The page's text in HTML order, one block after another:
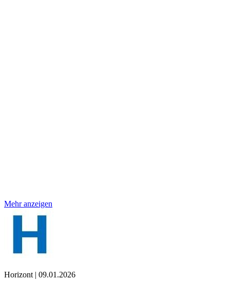
Mehr anzeigen
Horizont | 09.01.2026